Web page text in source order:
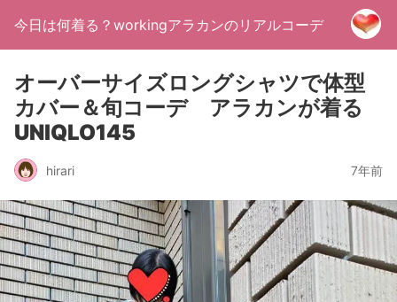
今日は何着る？workingアラカンのリアルコーデ
オーバーサイズロングシャツで体型
カバー＆旬コーデ アラカンが着る
UNIQLO145
hirari 7年前